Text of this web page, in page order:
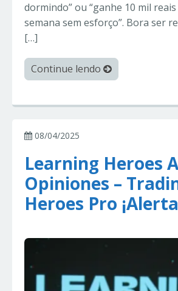
dormindo” ou “ganhe 10 mil
semana sem esforço”. Bora ser
[…]
Continue lendo
08/04/2025
Learning Heroes
Opiniones –
Heroes Pro